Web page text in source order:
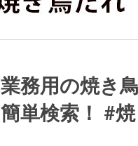
業務用の焼き
簡単検索！ #